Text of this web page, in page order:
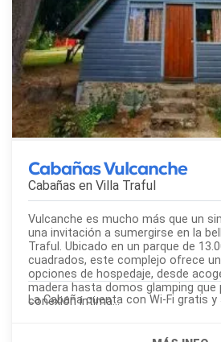
Cabañas Vulcanche
Cabañas en Villa Traful
Vulcanche es mucho más que un
una invitación a sumergirse en la
Traful. Ubicado en un parque de
cuadrados, este complejo ofrece
opciones de hospedaje, desde
madera hasta domos glamping que
conexión íntima...